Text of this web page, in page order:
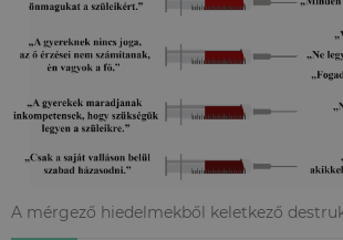
A mérgező hiedelmekből keletkező